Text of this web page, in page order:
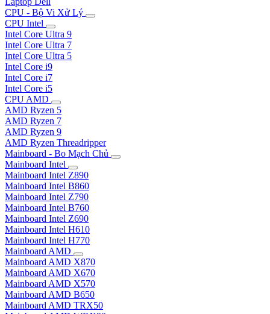
CPU - Bộ Vi Xử Lý
CPU Intel
Intel Core Ultra 9
Intel Core Ultra 7
Intel Core Ultra 5
Intel Core i9
Intel Core i7
Intel Core i5
CPU AMD
AMD Ryzen 5
AMD Ryzen 7
AMD Ryzen 9
AMD Ryzen Threadripper
Mainboard - Bo Mạch Chủ
Mainboard Intel
Mainboard Intel Z890
Mainboard Intel B860
Mainboard Intel Z790
Mainboard Intel B760
Mainboard Intel Z690
Mainboard Intel H610
Mainboard Intel H770
Mainboard AMD
Mainboard AMD X870
Mainboard AMD X670
Mainboard AMD X570
Mainboard AMD B650
Mainboard AMD TRX50